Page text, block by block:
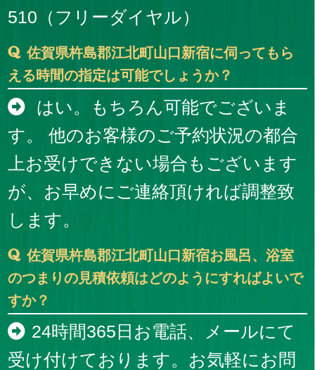
510（フリーダイヤル）
佐賀県杵島郡江北町山口新宿に伺ってもら
える時間の指定は可能でしょうか？
はい。もちろん可能でございま
す。 他のお客様のご予約状況の都合
上お受けできない場合もございます
が、お早めにご連絡頂ければ調整致
します。
佐賀県杵島郡江北町山口新宿お風呂、浴室
のつまりの見積依頼はどのようにすればよいで
すか？
24時間365日お電話、メールにて
受け付けております。お気軽にお問